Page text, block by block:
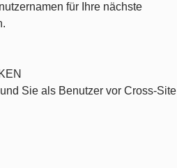
für Ihre nächste
Sie als Benutzer vor Cross-Site